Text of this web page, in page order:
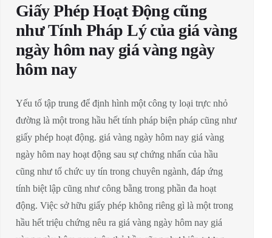
Giấy Phép Hoạt Động cũng
như Tính Pháp Lý của giá vàng
ngày hôm nay giá vàng ngày
hôm nay
Yếu tố tập trung để định hình một công ty loại trực nhỏ
đường là một trong hầu hết tính pháp biện pháp cũng như
giấy phép hoạt động. giá vàng ngày hôm nay giá vàng
ngày hôm nay hoạt động sau sự chứng nhấn của hầu
cũng như tổ chức uy tín trong chuyên ngành, đáp ứng
tính biệt lập cũng như công bằng trong phần đa hoạt
động. Việc sở hữu giấy phép không riêng gì là một trong
hầu hết triệu chứng nêu ra giá vàng ngày hôm nay giá